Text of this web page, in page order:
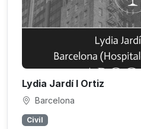
Lydia Jardí I Ortiz
Barcelona
Civil